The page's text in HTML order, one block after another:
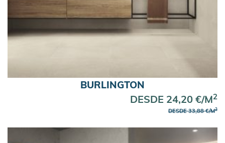
BURLINGTON
DESDE 24,20 €/M2
DESDE 33,88 €/M2